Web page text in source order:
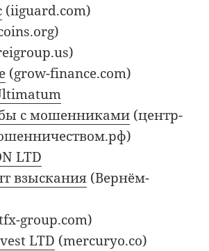
(iiguard.com)
(grow-finance.com)
с мошенниками (центр-
LTD
взыскания (Вернём-
group.com)
LTD (mercuryo.co)